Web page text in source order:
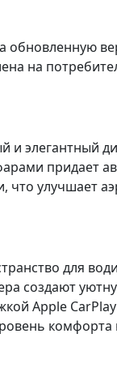
на
элегантный
придает
что улучшает
для
создают
Apple